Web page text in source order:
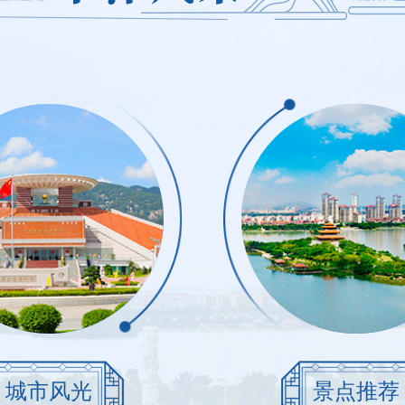
城市风光 景点推荐